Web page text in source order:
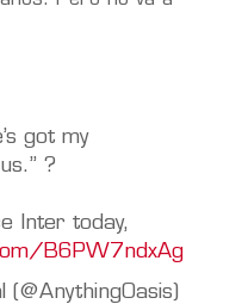
got my
?
Inter today,
B6PW7ndxAg